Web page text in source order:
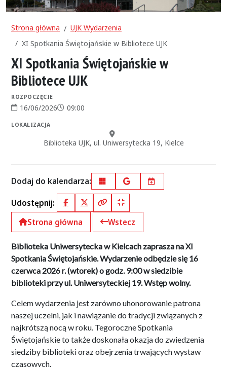
Strona główna
UJK Wydarzenia
XI Spotkania Świętojańskie w Bibliotece UJK
XI Spotkania Świętojańskie w
Bibliotece UJK
ROZPOCZĘCIE
Data rozpoczęcia:
16/06/2026Godzina rozpoczęcia:
09:00
LOKALIZACJA
Miejsce:
Biblioteka UJK, ul. Uniwersytecka 19, Kielce
Dodaj do kalendarza: OutlookGoogle Calendar
iCal
Udostępnij:
FacebookX (Twitter)
Kopiuj pełny link
Kopiuj krótki link
Strona główna
Wstecz
Biblioteka Uniwersytecka w Kielcach zaprasza na XI
Spotkania Świętojańskie. Wydarzenie odbędzie się 16
czerwca 2026 r. (wtorek) o godz. 9:00 w siedzibie
biblioteki przy ul. Uniwersyteckiej 19. Wstęp wolny.
Celem wydarzenia jest zarówno uhonorowanie patrona
naszej uczelni, jak i nawiązanie do tradycji związanych z
najkrótszą nocą w roku. Tegoroczne Spotkania
Świętojańskie to także doskonała okazja do zwiedzenia
siedziby biblioteki oraz obejrzenia trwających wystaw
czasowych.